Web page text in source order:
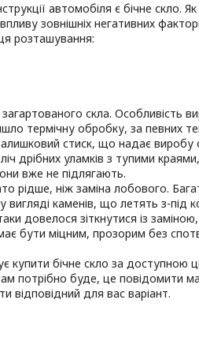
автомобіля є бічне скло. Як
зовнішніх негативних
розташування:
загартованого скла. Особливість
термічну обробку, за певних
стиск, що надає виробу
дрібних уламків з тупими
вже не підлягають.
рідше, ніж заміна лобового.
каменів, що летять з-під
довелося зіткнутися із
бути міцним, прозорим без
купити бічне скло за доступною
потрібно буде, це повідомити
відповідний для вас варіант.